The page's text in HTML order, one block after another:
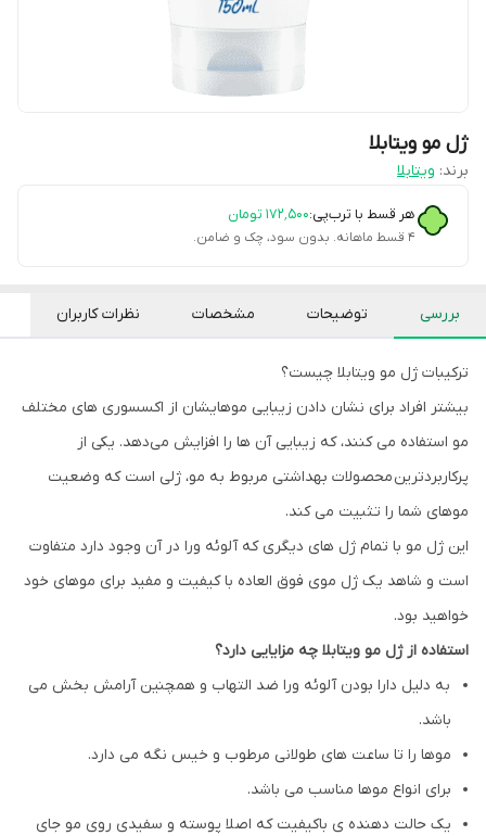
ژل مو ویتابلا
برند: ویتابلا
هر قسط با ترب‌پی:۱۷۲٬۵۰۰ تومان
۴ قسط ماهانه. بدون سود، چک و ضامن.
بررسی توضیحات مشخصات نظرات کاربران
ترکیبات ژل مو ویتابلا چیست؟
بیشتر افراد برای نشان دادن زیبایی موهایشان از اکسسوری های مختلف
مو استفاده می کنند، که زیبایی آن ها را افزایش می‌دهد. یکی از
پرکاربردترین محصولات بهداشتی مربوط به مو، ژلی است که وضعیت
موهای شما را تثبیت می کند.
این ژل مو با تمام ژل های دیگری که آلوئه ورا در آن وجود دارد متفاوت
است و شاهد یک ژل موی فوق العاده با کیفیت و مفید برای موهای خود
خواهید بود.
استفاده از ژل مو ویتابلا چه مزایایی دارد؟
به دلیل دارا بودن آلوئه ورا ضد التهاب و همچنین آرامش بخش می
باشد.
موها را تا ساعت های طولانی مرطوب و خیس نگه می دارد.
برای انواع موها مناسب می باشد.
یک حالت دهنده ی باکیفیت که اصلا پوسته و سفیدی روی مو جای